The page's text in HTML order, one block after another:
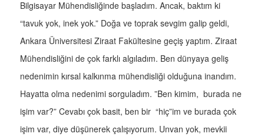
Bilgisayar Mühendisliğinde başladım. Ancak, baktım ki
“tavuk yok, inek yok.” Doğa ve toprak sevgim galip geldi,
Ankara Üniversitesi Ziraat Fakültesine geçiş yaptım. Ziraat
Mühendisliğini de çok farklı algıladım. Ben dünyaya geliş
nedenimin kırsal kalkınma mühendisliği olduğuna inandım.
Hayatta olma nedenimi sorguladım. ”Ben kimim, burada ne
işim var?” Cevabı çok basit, ben bir “hiç”im ve burada çok
işim var, diye düşünerek çalışıyorum. Unvan yok, mevkii